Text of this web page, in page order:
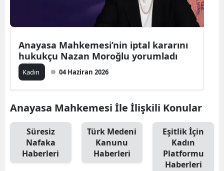
Anayasa Mahkemesi’nin iptal kararını
hukukçu Nazan Moroğlu yorumladı
Kadın 04 Haziran 2026
Anayasa Mahkemesi İle İlişkili Konular
Süresiz
Nafaka
Haberleri
Türk Medeni
Kanunu
Haberleri
Eşitlik İçin
Kadın
Platformu
Haberleri